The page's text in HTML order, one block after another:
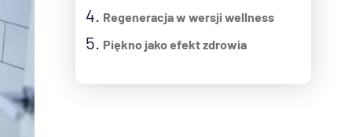
Regeneracja w wersji wellness
Piękno jako efekt zdrowia